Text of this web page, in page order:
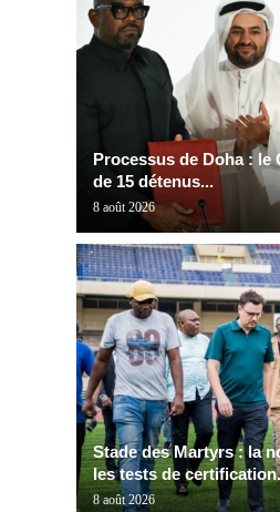
Processus de Doha : le
de 15 détenus...
8 août 2026
Stade des Martyrs : la
les tests de
8 août 2026